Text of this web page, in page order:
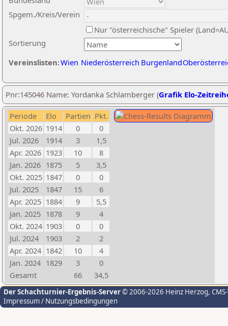
Sortierung
Spgem./Kreis/Verein
Nur "österreichische" Spieler
Vereinslisten:Wien Niederösterreich Burgenland
Pnr:145046 Name: Yordanka Schlamberger (Grafik Elo-
Periode Elo Partien Pkt.
Okt. 2026 1914 0
0
Jul. 2026
1914 3
1,5
Apr. 2026 1923 10
8
Jan. 2026 1875 5
3,5
Okt. 2025 1847 0
0
Jul. 2025
1847 15
6
Apr. 2025 1884 9
5,5
Jan. 2025 1878 9
4
Okt. 2024 1903 0
0
Jul. 2024
1903 2
2
Apr. 2024 1842 10
4
Jan. 2024 1829 3
0
Gesamt
66 34,5
Der Schachturnier-Ergebnis-Server© 2006-2026 Heinz Herzog,
Impressum / Nutzungsbedingungen